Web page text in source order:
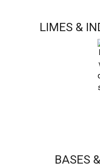
LIMES &
BASES